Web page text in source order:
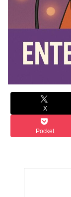
X
Pocket